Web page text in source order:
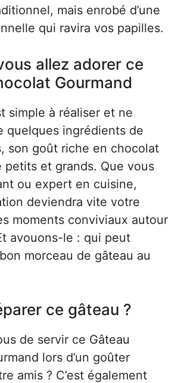
mais enrobé d’une
qui ravira vos papilles.
allez adorer ce
Gourmand
simple à réaliser et ne
quelques ingrédients de
son goût riche en chocolat
petits et grands. Que vous
ou expert en cuisine,
deviendra vite votre
moments conviviaux autour
avouons-le : qui peut
morceau de gâteau au
ce gâteau ?
de servir ce Gâteau
lors d’un goûter
amis ? C’est également